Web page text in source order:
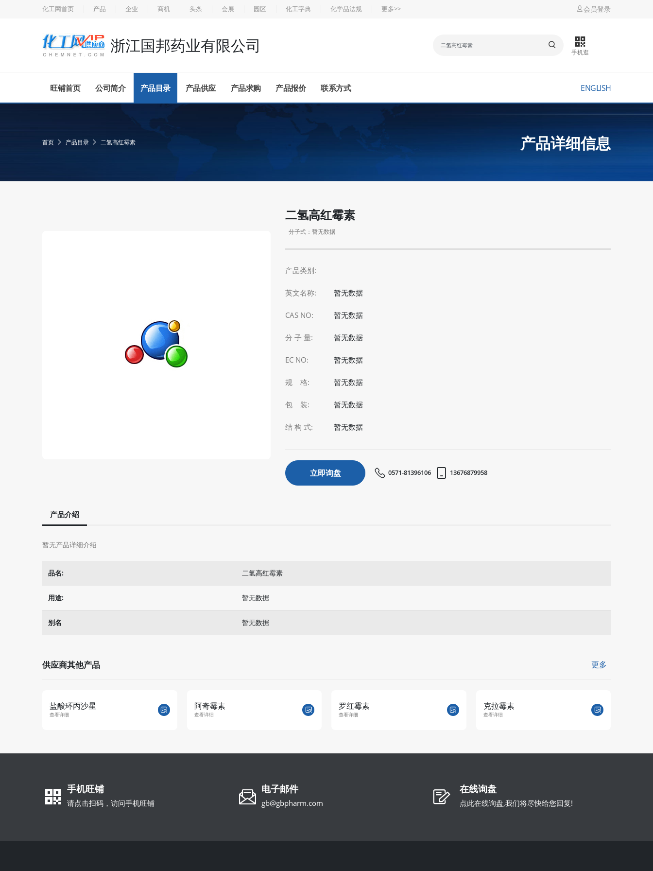
化工网首页 产品 企业 商机 头条 会展 园区 化工字典 化学品法规 更多>> 会员登录
浙江国邦药业有限公司 手机逛
旺铺首页 公司简介 产品目录 产品供应 产品求购 产品报价 联系方式 ENGLISH
首页 产品目录 二氢高红霉素 产品详细信息
二氢高红霉素
分子式：暂无数据
产品类别:
英文名称: 暂无数据
CAS NO: 暂无数据
分 子 量: 暂无数据
EC NO: 暂无数据
规 格: 暂无数据
包 装: 暂无数据
结 构 式: 暂无数据
立即询盘 0571-81396106 13676879958
产品介绍
暂无产品详细介绍
品名: 二氢高红霉素
用途: 暂无数据
别名 暂无数据
供应商其他产品 更多
阿奇霉素
查看详细
罗红霉素
查看详细
克拉霉素
查看详细
甲磺酸达氟沙星
查看详细
手机旺铺
请点击扫码，访问手机旺铺
电子邮件
gb@gbpharm.com
在线询盘
点此在线询盘,我们将尽快给您回复!